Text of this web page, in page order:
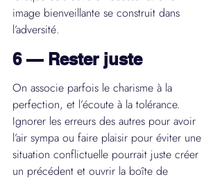
image bienveillante se construit dans
l’adversité.
6 — Rester juste
On associe parfois le charisme à la
perfection, et l’écoute à la tolérance.
Ignorer les erreurs des autres pour avoir
l’air sympa ou faire plaisir pour éviter une
situation conflictuelle pourrait juste créer
un précédent et ouvrir la boîte de